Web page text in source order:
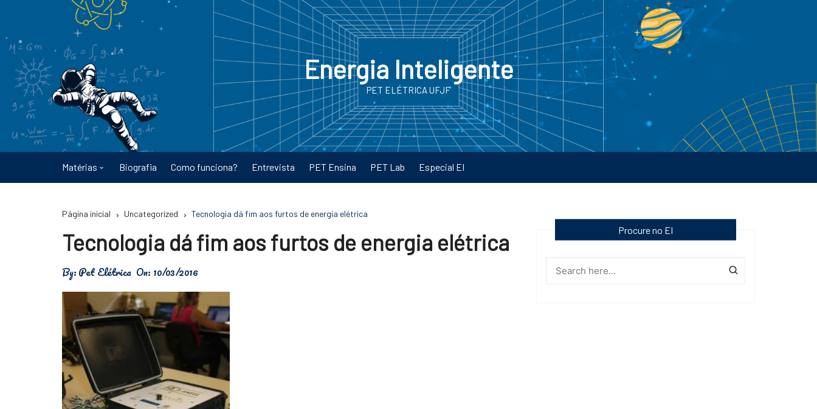
conteúdo
Energia Inteligente
PET ELÉTRICA UFJF
Matérias
Energia
Física
Meio Ambiente
Saúde
Tecnologia
Biografia Como funciona? Entrevista PET Ensina PET Lab Especial EI
Página inicial Uncategorized Tecnologia dá fim aos furtos de energia elétrica
Tecnologia dá fim aos furtos de energia elétrica
By:Pet Elétrica On: 10/03/2016
Procure no EI